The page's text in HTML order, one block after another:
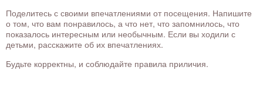
Поделитесь с своими впечатлениями от посещения. Напишите
о том, что вам понравилось, а что нет, что запомнилось, что
показалось интересным или необычным. Если вы ходили с
детьми, расскажите об их впечатлениях.
Будьте корректны, и соблюдайте правила приличия.